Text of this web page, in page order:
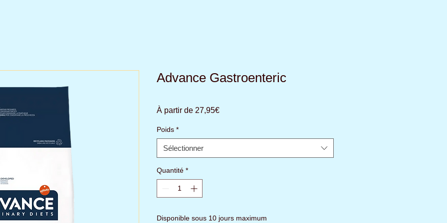
Advance Gastroenteric
À partir de 27,95€Prix
Poids *
Sélectionner
Quantité *
Disponible sous 10 jours maximum